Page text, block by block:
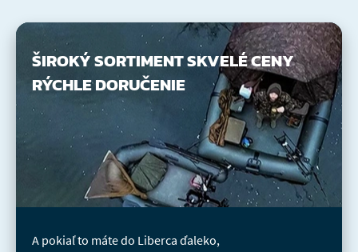
ŠIROKÝ SORTIMENTSKVELÉ CENY
RÝCHLE DORUČENIE
A pokiaľ to máte do Liberca ďaleko,